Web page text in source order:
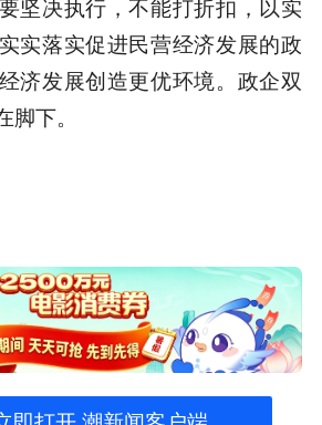
坚决执行，不能打折扣，以实
实落实促进民营经济发展的政
济发展创造更优环境。 政企双
脚下。